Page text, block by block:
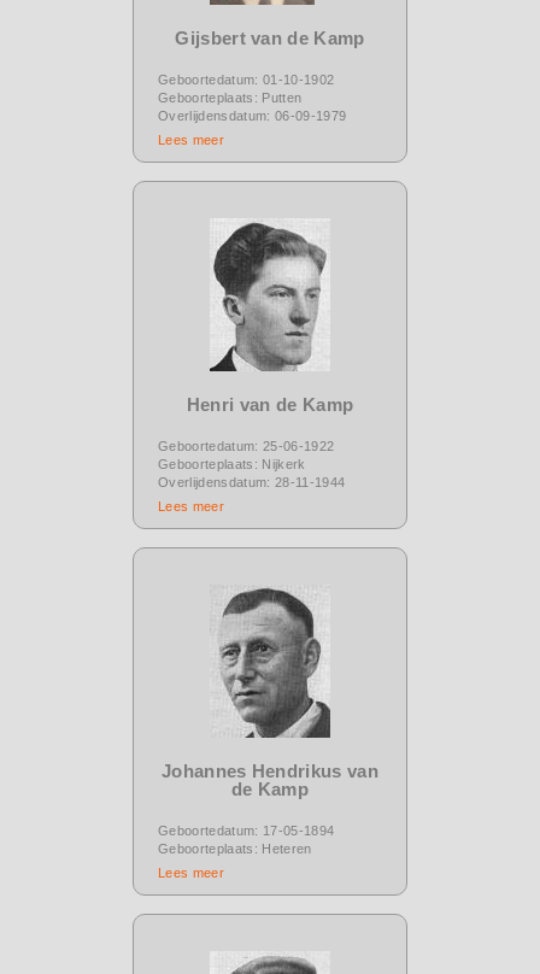
Gijsbert van de Kamp
Geboortedatum: 01-10-1902
Geboorteplaats: Putten
Overlijdensdatum: 06-09-1979
Lees meer
Henri van de Kamp
Geboortedatum: 25-06-1922
Geboorteplaats: Nijkerk
Overlijdensdatum: 28-11-1944
Lees meer
Johannes Hendrikus van
de Kamp
Geboortedatum: 17-05-1894
Geboorteplaats: Heteren
Lees meer